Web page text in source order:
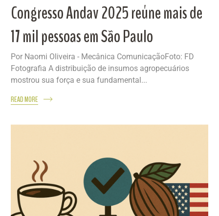
Congresso Andav 2025 reúne mais de
17 mil pessoas em São Paulo
Por Naomi Oliveira - Mecânica ComunicaçãoFoto: FD
Fotografia A distribuição de insumos agropecuários
mostrou sua força e sua fundamental...
READ MORE